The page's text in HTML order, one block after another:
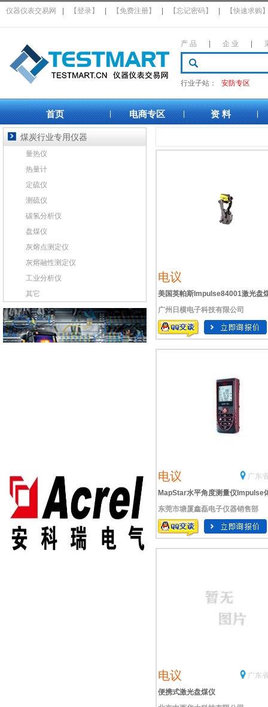
仪器仪表交易网 【登录】 【免费注册】 【忘记密码】 【快速求购
产 品 企 业
行业子站： 安防专区
首页 电商专区 资 料
电议
美国英帕斯Impulse84001激光盘
广州日横电子科技有限公司
电议
广东
MapStar水平角度测量仪Impulse
测量系统激光盘煤仪电网易输电线
光测量系统Contour XLRM激光测
XLR ic激光测距仪XLR i激光测距
东莞市塘厦鑫磊电子仪器销售部
电议
广东
便携式激光盘煤仪
煤炭行业专用仪器
量热仪
热量计
定硫仪
测硫仪
碳氢分析仪
盘煤仪
灰熔点测定仪
灰熔融性测定仪
工业分析仪
其它